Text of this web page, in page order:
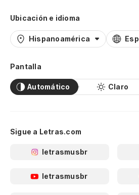
Ubicación e idioma
Hispanoamérica
Pantalla
Automático Claro
Sigue a Letras.com
letrasmusbr
letrasmusbr